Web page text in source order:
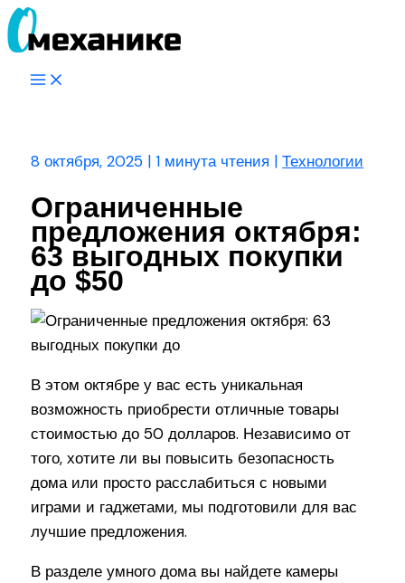
Перейти
к
Main
8 октября, 2025 |1 минута чтения |Технологии
Ограниченные
предложения октября:
63 выгодных покупки
до $50
В этом октябре у вас есть уникальная
возможность приобрести отличные товары
стоимостью до 50 долларов. Независимо от
того, хотите ли вы повысить безопасность
дома или просто расслабиться с новыми
играми и гаджетами, мы подготовили для вас
лучшие предложения.
В разделе умного дома вы найдете камеры